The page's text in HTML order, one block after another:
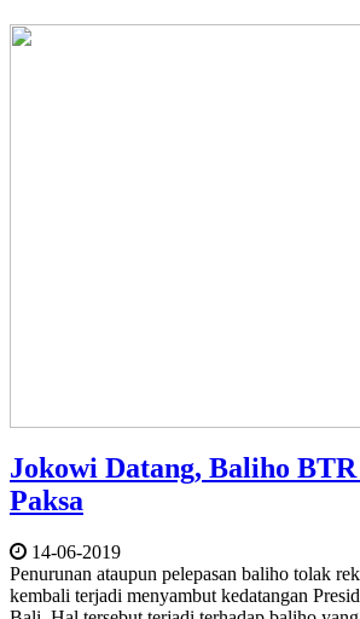
Jokowi Datang, Baliho
Paksa
14-06-2019
Penurunan ataupun pelepasan baliho tolak
kembali terjadi menyambut kedatangan